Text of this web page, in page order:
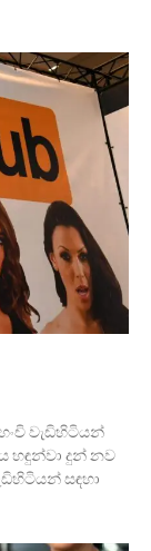
වැඩිහිටියන්
හඳුන්වා දුන් නව
සඳහා